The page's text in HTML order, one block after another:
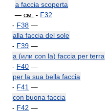
a faccia scoperta
— см. - F32
- F38 —
alla faccia del sole
- F39 —
a (или con la) faccia per terra
- F40 —
per la sua bella faccia
- F41 —
con buona faccia
- F42 —